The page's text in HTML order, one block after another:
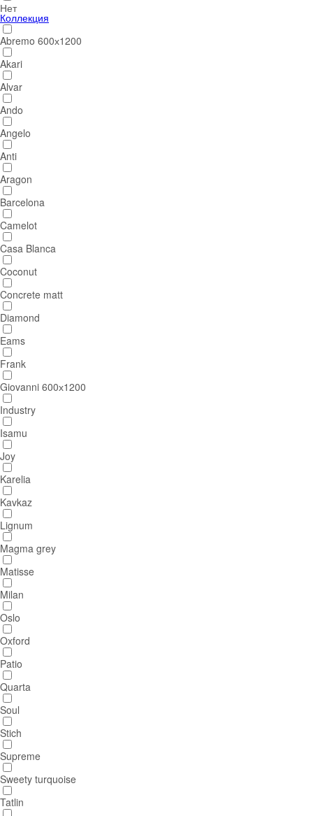
Нет
Коллекция
Abremo 600х1200
Akari
Alvar
Ando
Angelo
Anti
Aragon
Barcelona
Camelot
Casa Blanca
Coconut
Concrete matt
Diamond
Eams
Frank
Giovanni 600х1200
Industry
Isamu
Joy
Karelia
Kavkaz
Lignum
Magma grey
Matisse
Milan
Oslo
Oxford
Patio
Quarta
Soul
Stich
Supreme
Sweety turquoise
Tatlin